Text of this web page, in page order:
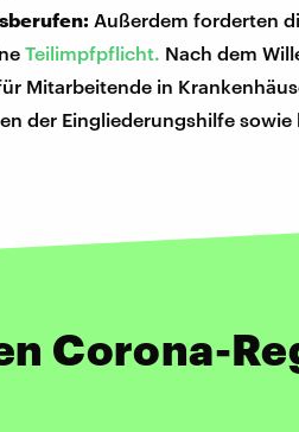
Außerdem forderten
Teilimpfpflicht. Nach dem
Mitarbeitende in
der Eingliederungshilfe sowie
Corona-